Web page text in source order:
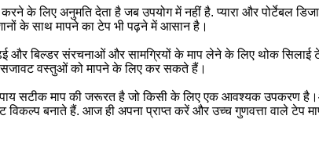
के लिए अनुमति देता है जब उपयोग में नहीं है. प्यारा और पोर्टेबल
के साथ मापने का टेप भी पढ़ने में आसान है।
बिल्डर संरचनाओं और सामग्रियों के माप लेने के लिए थोक सिलाई टेप
वस्तुओं को मापने के लिए कर सकते हैं।
सटीक माप की जरूरत है जो किसी के लिए एक आवश्यक उपकरण
बनाते हैं. आज ही अपना प्राप्त करें और उच्च गुणवत्ता वाले टेप